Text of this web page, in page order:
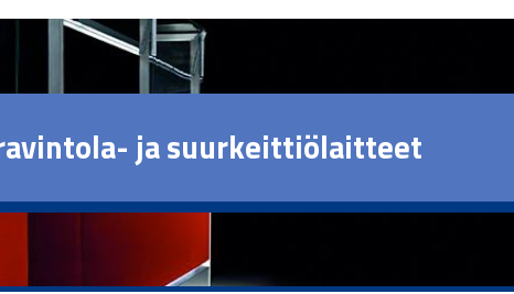
ja suurkeittiölaitteet